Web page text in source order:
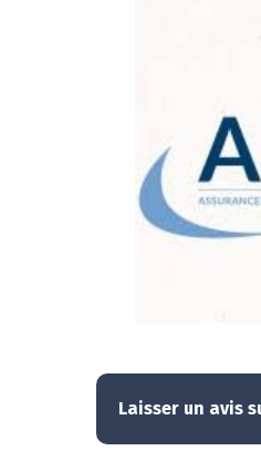
Laisser un avis